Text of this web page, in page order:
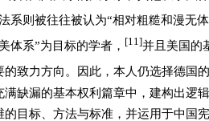
系则被往往被认为“相对粗糙和漫无
体系”为目标的学者， [11]并且美国的
的致力方向。因此，本人仍选择德国
满缺漏的基本权利篇章中，建构出逻
的目标、方法与标准，并运用于中国